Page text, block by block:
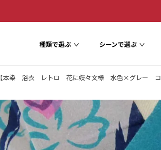
ショッ
種類で選ぶ シーンで選ぶ
【本染 浴衣 レトロ 花に蝶々文様 水色×グレー コ